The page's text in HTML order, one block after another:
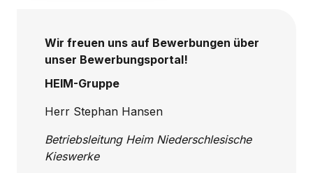
Wir freuen uns auf Bewerbungen über
unser Bewerbungsportal!
HEIM-Gruppe
Herr Stephan Hansen
Betriebsleitung Heim Niederschlesische
Kieswerke